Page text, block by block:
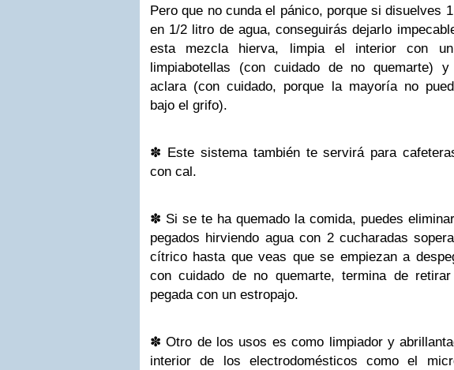
Pero que no cunda el pánico, porque si disuelves
en 1/2 litro de agua, conseguirás dejarlo
esta mezcla hierva, limpia el interior con
limpiabotellas (con cuidado de no quemarte) y
aclara (con cuidado, porque la mayoría no
bajo el grifo).
✽ Este sistema también te servirá para
con cal.
✽ Si se te ha quemado la comida, puedes
pegados hirviendo agua con 2 cucharadas
cítrico hasta que veas que se empiezan a
con cuidado de no quemarte, termina de
pegada con un estropajo.
✽Otro de los usos es como limpiador y
interior de los electrodomésticos como el